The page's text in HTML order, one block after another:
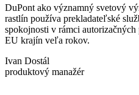
DuPont ako významný svetový
rastlín používa prekladateľské
spokojnosti v rámci
EU krajín veľa rokov.
Ivan Dostál
produktový manažér